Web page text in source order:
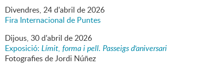
Divendres, 24d'abril de2026
Fira Internacional de Puntes
Dijous, 30d'abril de2026
Exposició: Límit, forma i pell. Passeigs d'aniversari
Fotografies de Jordi Núñez